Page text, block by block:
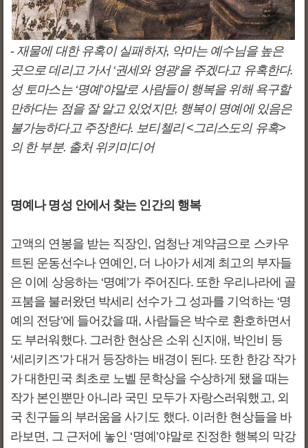
- 재물에 대한 유혹이 실패하자, 악마는 예수님을 높은
곳으로 데리고 가서 ‘권세와 영광’을 주겠다고 유혹한다.
성 토마스는 ‘명예’야말로 사람들이 행복을 위해 욕구할
만하다는 점을 잘 알고 있었지만, 행복이 명예에 있음은
불가능하다고 주장한다. 보티첼리 <그리스도의 유혹>
의 한 부분. 출처 위키미디어
명예나 명성 안에서 찾는 인간의 행복
고액의 연봉을 받는 직장인, 엄청난 계약금으로 스카우
트된 운동선수나 연예인, 더 나아가 세계 최고의 부자들
은 이에 상응하는 ‘명예’가 주어진다. 또한 우리나라에 골
프붐을 불러왔던 박세리 선수가 그 성과를 기억하는 ‘명
예의 전당’에 들어갔을 때, 사람들은 박수로 환호하면서
도 부러워했다. 그러한 현상은 소위 신지애, 박인비 등
‘세리키즈’가 대거 등장하는 배경이 된다. 또한 한강 작가
가 대한민국 최초로 노벨 문학상을 수상하게 됐을 때는
작가 본인뿐만 아니라 국민 모두가 자랑스러워했고, 외
국 친구들의 부러움을 사기도 했다. 이러한 현상들을 바
라보면, 그 근저에 놓인 ‘명예’야말로 진정한 행복의 막강